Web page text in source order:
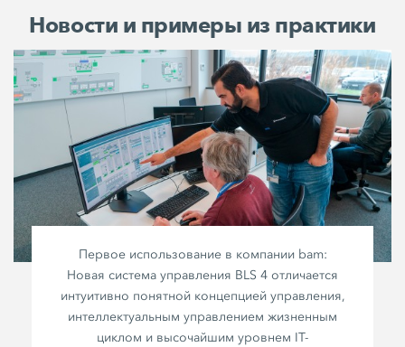
Новости и примеры из практики
Первое использование в компании bam:
Новая система управления BLS 4 отличается
интуитивно понятной концепцией управления,
интеллектуальным управлением жизненным
циклом и высочайшим уровнем IT-